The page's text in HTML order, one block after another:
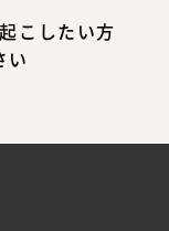
こしたい方
い